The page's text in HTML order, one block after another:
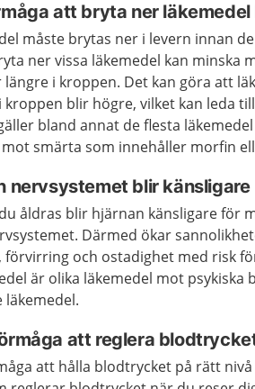
att bryta ner läkemedel
måste brytas ner i levern innan
ner vissa läkemedel kan minska
längre i kroppen. Det kan göra att
kroppen blir högre, vilket kan leda
bland annat de flesta
smärta som innehåller morfin
nervsystemet blir känsligare
åldras blir hjärnan känsligare för
Därmed ökar
och ostadighet med risk
är olika läkemedel mot psykiska
att reglera
att hålla blodtrycket på rätt